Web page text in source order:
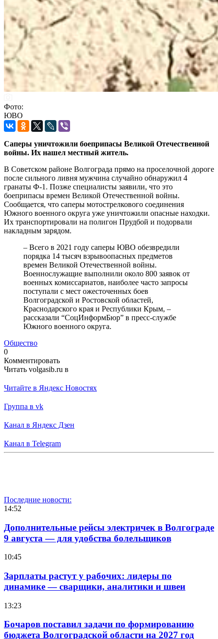
Фото:
ЮВО
Саперы уничтожили боеприпасы Великой Отечественной
войны. Их нашел местный житель.
В Советском районе Волгограда прямо на проселочной дороге
после сильного ливня мужчина случайно обнаружил 4
гранаты Ф-1. Позже специалисты заявили, что это
боеприпасы времен Великой Отечественной войны.
Сообщается, что саперы мотострелкового соединения
Южного военного округа уже уничтожили опасные находки.
Их транспортировали на полигон Прудбой и подорвали
накладным зарядом.
– Всего в 2021 году саперы ЮВО обезвредили
порядка 14 тысяч взрывоопасных предметов
времен Великой Отечественной войны.
Военнослужащие выполнили около 800 заявок от
военных комиссариатов, наиболее часто запросы
поступали с мест ожесточенных боев
Волгоградской и Ростовской областей,
Краснодарского края и Республики Крым, –
рассказали “СоцИнформБюр” в пресс-службе
Южного военного округа.
Общество
0
Комментировать
Читать volgasib.ru в
Читайте в Яндекс Новостях
Группа в vk
Канал в Яндекс Дзен
Канал в Telegram
Последние новости:
14:52
Дополнительные рейсы электричек в Волгограде
9 августа — для удобства болельщиков
10:45
Зарплаты растут у рабочих: лидеры по
динамике — сварщики, аналитики и швеи
13:23
Бочаров поставил задачи по формированию
бюджета Волгоградской области на 2027 год